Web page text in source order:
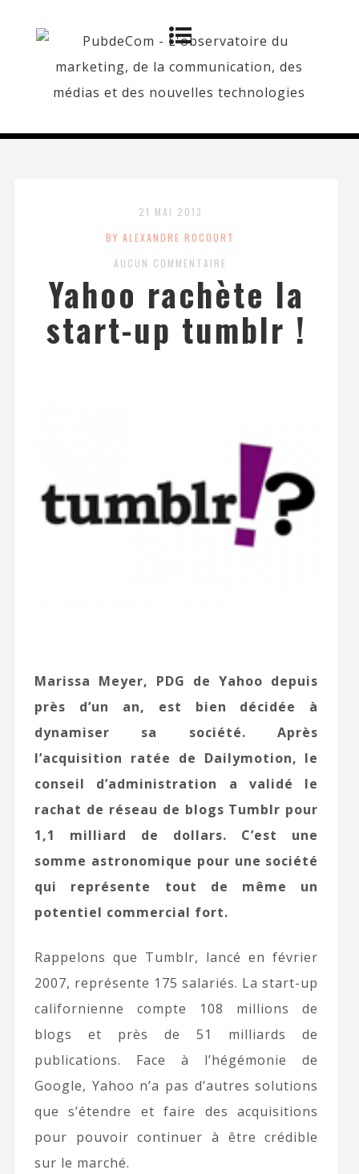
21 MAI 2013
BY ALEXANDRE ROCOURT
AUCUN COMMENTAIRE
Yahoo rachète la
start-up tumblr !
Marissa Meyer, PDG de Yahoo depuis
près d’un an, est bien décidée à
dynamiser sa société. Après
l’acquisition ratée de Dailymotion, le
conseil d’administration a validé le
rachat de réseau de blogs Tumblr pour
1,1 milliard de dollars. C’est une
somme astronomique pour une société
qui représente tout de même un
potentiel commercial fort.
Rappelons que Tumblr, lancé en février
2007, représente 175 salariés. La start-up
californienne compte 108 millions de
blogs et près de 51 milliards de
publications. Face à l’hégémonie de
Google, Yahoo n’a pas d’autres solutions
que s’étendre et faire des acquisitions
pour pouvoir continuer à être crédible
sur le marché.